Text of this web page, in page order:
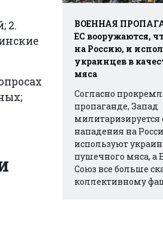
2.
ВОЕННАЯ
ЕС вооружаются,
на Россию, и
украинцев в
мяса
Согласно
пропаганде, Запад
милитаризируется
нападения на
используют
пушечного мяса, а
Союз все больше
коллективному